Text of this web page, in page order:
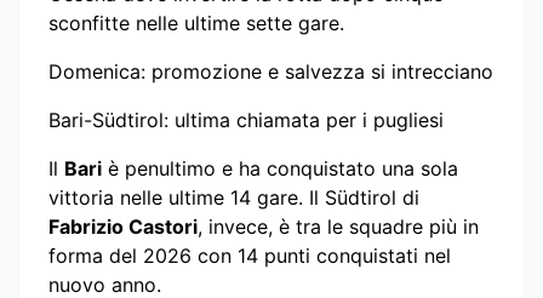
sconfitte nelle ultime sette gare.
Domenica: promozione e salvezza si intrecciano
Bari-Südtirol: ultima chiamata per i pugliesi
Il Bari è penultimo e ha conquistato una sola
vittoria nelle ultime 14 gare. Il Südtirol di
Fabrizio Castori, invece, è tra le squadre più in
forma del 2026 con 14 punti conquistati nel
nuovo anno.